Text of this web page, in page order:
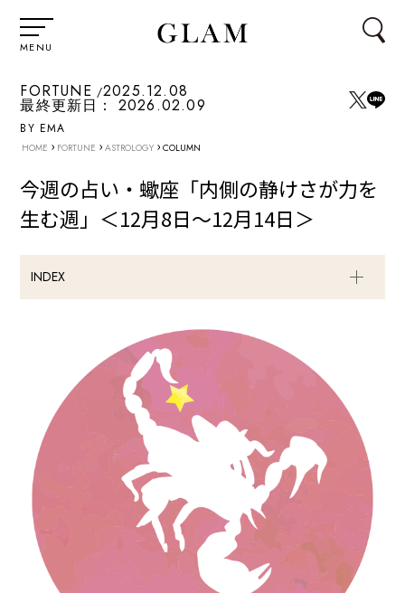
MENU
FORTUNE 2025.12.08
最終更新日： 2026.02.09
BY EMA
HOME › FORTUNE › ASTROLOGY › COLUMN
今週の占い・蠍座「内側の静けさが力を
生む週」＜12月8日～12月14日＞
INDEX